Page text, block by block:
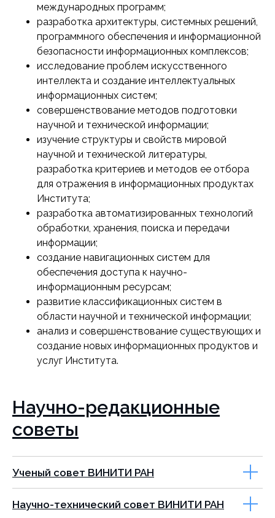
международных программ;
разработка архитектуры, системных решений,
программного обеспечения и информационной
безопасности информационных комплексов;
исследование проблем искусственного
интеллекта и создание интеллектуальных
информационных систем;
совершенствование методов подготовки
научной и технической информации;
изучение структуры и свойств мировой
научной и технической литературы,
разработка критериев и методов ее отбора
для отражения в информационных продуктах
Института;
разработка автоматизированных технологий
обработки, хранения, поиска и передачи
информации;
создание навигационных систем для
обеспечения доступа к научно-
информационным ресурсам;
развитие классификационных систем в
области научной и технической информации;
анализ и совершенствование существующих и
создание новых информационных продуктов и
услуг Института.
Научно-редакционные
советы
Ученый совет ВИНИТИ РАН
Научно-технический совет ВИНИТИ РАН